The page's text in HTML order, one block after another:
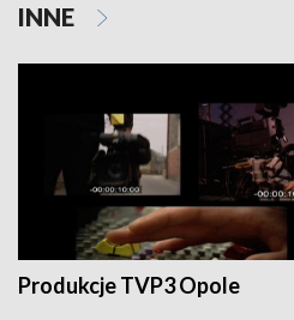
INNE
Produkcje TVP3 Opole